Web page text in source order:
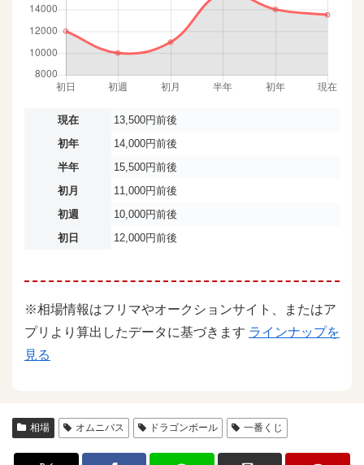
現在
13,500円前後
初年
14,000円前後
半年
15,500円前後
初月
11,000円前後
初週
10,000円前後
初日
12,000円前後
※相場情報はフリマやオークションサイト、またはア
プリより算出したデータに基づきます ラインナップを
見る
相場 オムニバス ドラゴンボール 一番くじ